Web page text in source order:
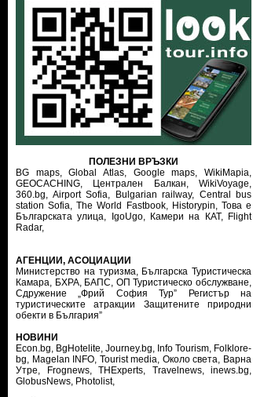
ПОЛЕЗНИ ВРЪЗКИ
BG maps,
Global Atlas, Google maps,
WikiMapia,
GEOCACHING,
Централен Балкан,
WikiVoyage,
360.bg, Airport Sofia, Bulgarian railway, Central bus
station Sofia, The World Fastbook, Historypin, Това е
Българската улица,
IgoUgo, Камери на КАТ, Flight
Radar,
АГЕНЦИИ, АСОЦИАЦИИ
Министерство на туризма, Българска Туристическа
Камара, БХРА, БАПС, ОП Туристическо обслужване,
Сдружение „Фрий София Тур”
Регистър на
туристическите атракции
Защитените природни
обекти в България”
НОВИНИ
Econ.bg, BgHotelite, Journey.bg, Info Tourism, Folklore-
bg, Magelan INFO, Tourist media, Около света, Варна
Утре, Frognews, THExperts, Travelnews, inews.bg,
GlobusNews, Photolist,